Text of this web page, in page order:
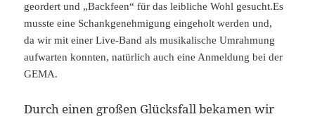
geordert und „Backfeen“ für das leibliche Wohl gesucht.Es
musste eine Schankgenehmigung eingeholt werden und,
da wir mit einer Live-Band als musikalische Umrahmung
aufwarten konnten, natürlich auch eine Anmeldung bei der
GEMA.
Durch einen großen Glücksfall bekamen wir